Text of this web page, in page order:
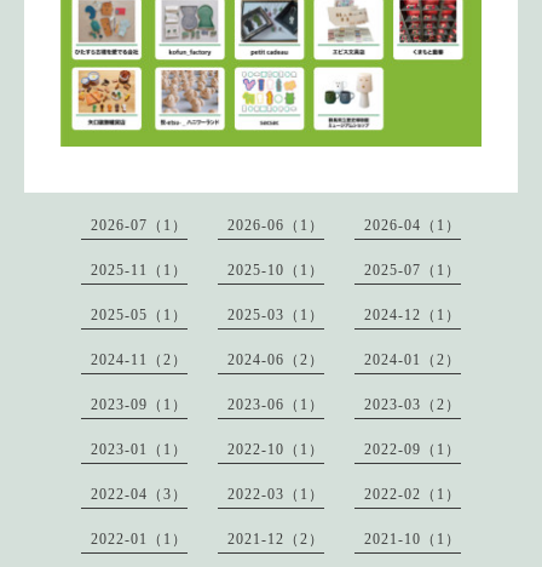
2026-07（1） 2026-06（1） 2026-04（1）
2025-11（1） 2025-10（1） 2025-07（1）
2025-05（1） 2025-03（1） 2024-12（1）
2024-11（2） 2024-06（2） 2024-01（2）
2023-09（1） 2023-06（1） 2023-03（2）
2023-01（1） 2022-10（1） 2022-09（1）
2022-04（3） 2022-03（1） 2022-02（1）
2022-01（1） 2021-12（2） 2021-10（1）